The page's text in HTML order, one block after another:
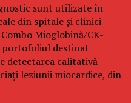
sunt utilizate în
din spitale și clinici
Mioglobină/CK-
destinat
detectarea calitativă
leziunii miocardice, din